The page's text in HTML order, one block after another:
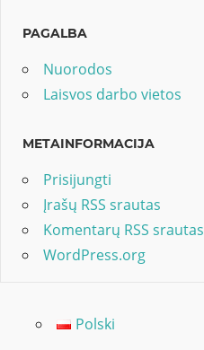
PAGALBA
Nuorodos
Laisvos darbo vietos
METAINFORMACIJA
Prisijungti
Įrašų RSS srautas
Komentarų RSS srautas
WordPress.org
Polski